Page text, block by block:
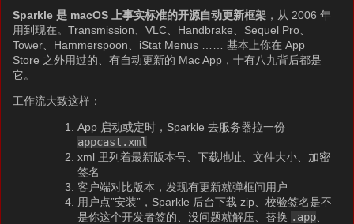
Sparkle 是 macOS 上事实标准的开源自动更新框架 ，从 2006 年
用到现在。Transmission、VLC、Handbrake、Sequel Pro、
Tower、Hammerspoon、iStat Menus …… 基本上你在 App
Store 之外用过的、有自动更新的 Mac App，十有八九背后都是
它。
工作流大致这样：
App 启动或定时，Sparkle 去服务器拉一份
appcast.xml
xml 里列着最新版本号、下载地址、文件大小、加密
签名
客户端对比版本，发现有更新就弹框问用户
用户点”安装”，Sparkle 后台下载 zip、校验签名是不
是你这个开发者签的、没问题就解压、替换 .app